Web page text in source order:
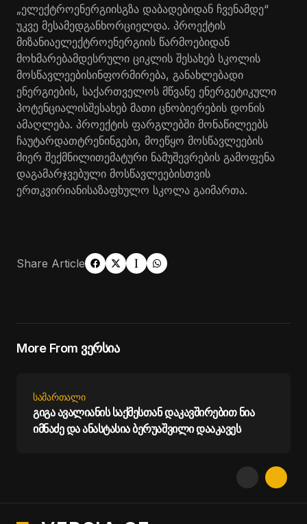
„ელექტროენერგიისგზა დაბადებიდან ჩვენამდე“
უკვე მესამედგანხორციელდა. პროექტის
მიზანიაელექტროენერგიის წარმოებიდან
მოხმარებამდესრული ციკლის შესახებ სკოლის
მოსწავლეებისინფორმირება, განახლებადი
ენერგიების, საქართველოს მწვანე ენერგეტიკული
პოტენციალისშესახებ მათი ცნობიერების დონის
ამაღლება. პროექტის ფარგლებში მონაწილეებს
ჩაუტარდათტრენინგები, მოეწყო მოსწავლეების
მიერ შექმნილითემატური ნამუშევრების გამოფენა
დაგამარჯვებული მოსწავლეებისთვის
ერთკვირიანისაზაფხულო სკოლა გაიმართა.
Share Article
More From ვერსია
ᲡᲐᲛᲐᲠᲗᲐᲚᲘ
გიგა ავალიანის საქმესთან დაკავშირებით ნია
იმნაძე და ანასტასია ბერუაშვილი დააკავეს